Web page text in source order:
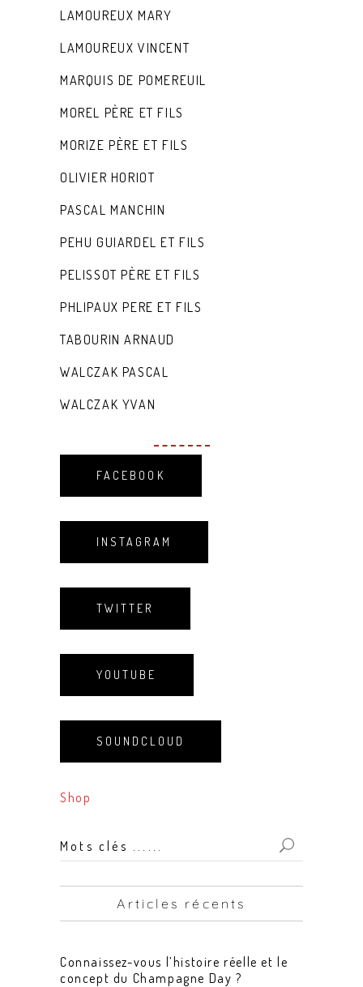
LAMOUREUX MARY
LAMOUREUX VINCENT
MARQUIS DE POMEREUIL
MOREL PÈRE ET FILS
MORIZE PÈRE ET FILS
OLIVIER HORIOT
PASCAL MANCHIN
PEHU GUIARDEL ET FILS
PELISSOT PÈRE ET FILS
PHLIPAUX PERE ET FILS
TABOURIN ARNAUD
WALCZAK PASCAL
WALCZAK YVAN
FACEBOOK
INSTAGRAM
TWITTER
YOUTUBE
SOUNDCLOUD
Shop
Mots
clés
...
Articles récents
Connaissez-vous l’histoire réelle et le
concept du Champagne Day ?